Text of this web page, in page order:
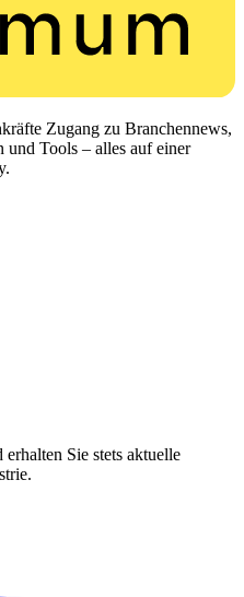
Zugang zu Branchennews,
Tools – alles auf einer
Sie stets aktuelle